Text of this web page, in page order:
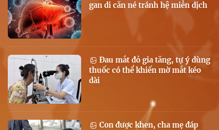
gan di căn né tránh hệ miễn dịch
Đau mắt đỏ gia tăng, tự ý dùng
thuốc có thể khiến mờ mắt kéo
dài
Con được khen, cha mẹ đáp